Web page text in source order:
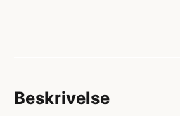
Beskrivelse